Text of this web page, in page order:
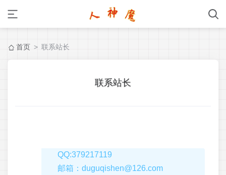
首页 > 联系站长
联系站长
QQ:379217119
邮箱：duguqishen@126.com